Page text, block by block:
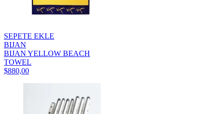
SEPETE EKLE
BIJAN
BIJAN YELLOW BEACH
TOWEL
$880,00